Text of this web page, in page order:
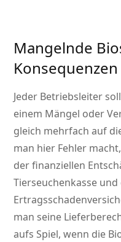
Mangelnde
Konsequenzen
Jeder Betriebsleiter
einem Mängel oder
gleich mehrfach auf
man hier Fehler
der finanziellen
Tierseuchenkasse und
man seine
aufs Spiel, wenn die